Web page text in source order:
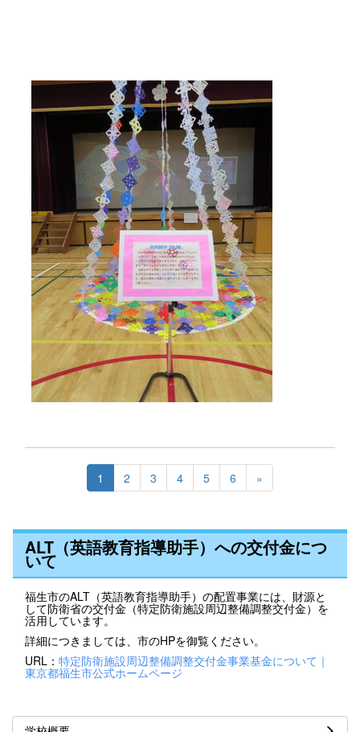
1 2 3 4 5 6 »
ALT（英語教育指導助手）への交付金につ
いて
福生市のALT（英語教育指導助手）の配置事業には、財源と
して防衛省の交付金（特定防衛施設周辺整備調整交付金）を
活用しています。
詳細につきましては、市のHPを御覧ください。
URL： 特定防衛施設周辺整備調整交付金事業基金について｜
東京都福生市公式ホームページ